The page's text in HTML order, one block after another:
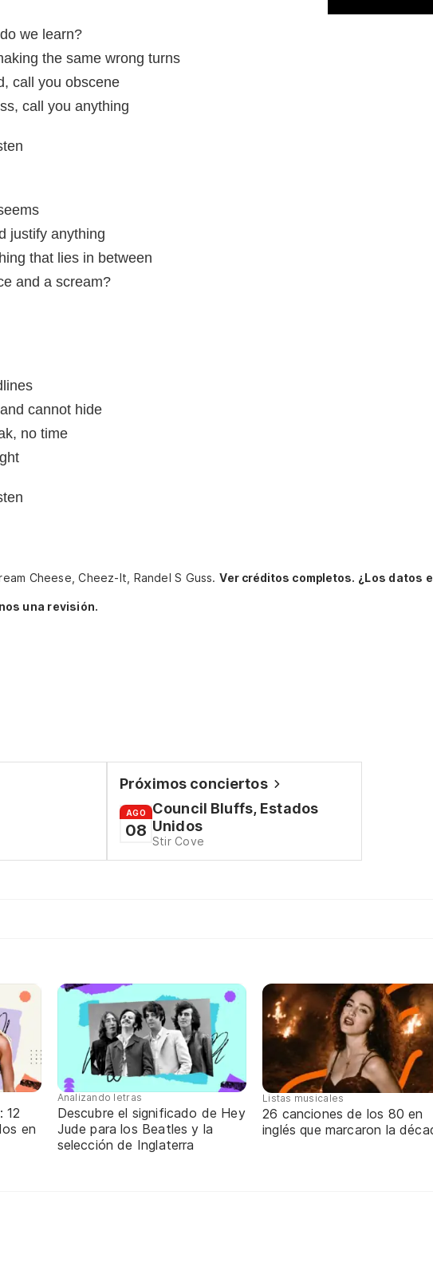
we learn?
the same wrong turns
call you obscene
call you anything
justify anything
that lies in between
and a scream?
cannot hide
no time
Cheese, Cheez-It, Randel S Guss. Ver créditos completos. ¿Los datos
una revisión.
Próximos conciertos
AGO
08
Council Bluffs, Estados
Unidos
Stir Cove
12
en
Analizando letras
Descubre el significado de Hey
Jude para los Beatles y la
selección de Inglaterra
Listas musicales
26 canciones de los 80 en
inglés que marcaron la